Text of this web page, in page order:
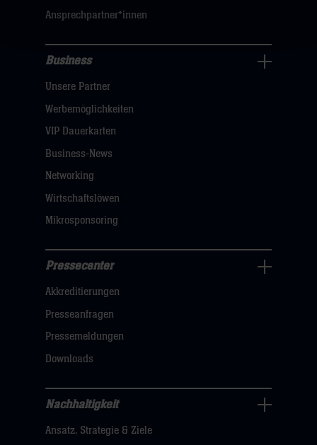
hier
Ansprechpartner*innen
Navigation
öffnen,
dann
Business
Unsere Partner
Werbemöglichkeiten
VIP Dauerkarten
Business-News
Networking
Wirtschaftslöwen
Mikrosponsoring
Navigation
öffnen,
dann
hier
Pressecenter
Akkreditierungen
Presseanfragen
Pressemeldungen
Downloads
Nachhaltigkeit
Navigation
Nachhaltigkeit
Ansatz, Strategie & Ziele